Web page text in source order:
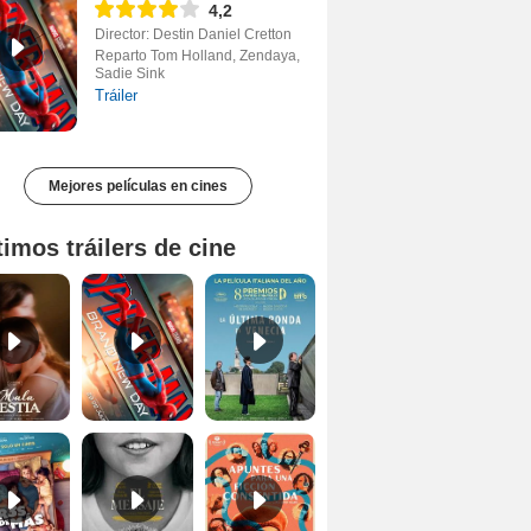
4,2
Director: Destin Daniel Cretton
Reparto Tom Holland, Zendaya,
Sadie Sink
Tráiler
Mejores películas en cines
tráilers de cine
Mala Bèstia Tráiler VOSE Spider-Man: Brand New Day Tráiler (3)
Tres de más Tráiler El mensaje Tráiler Apuntes para una ficción consentida Tráiler